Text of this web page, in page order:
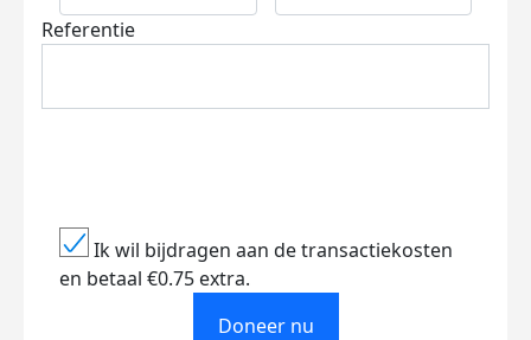
Referentie
Ik wil bijdragen aan de transactiekosten
en betaal €0.75 extra.
Doneer nu